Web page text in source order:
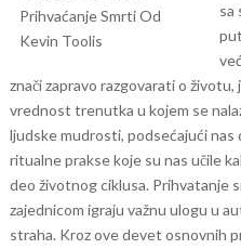
sa
znači zapravo razgovarati o
vrednost trenutka u kojem se
ljudske mudrosti, podsećajući nas
ritualne prakse koje su nas učile
deo životnog ciklusa. Prihvatanje
zajednicom igraju važnu ulogu u
straha. Kroz ove devet osnovnih